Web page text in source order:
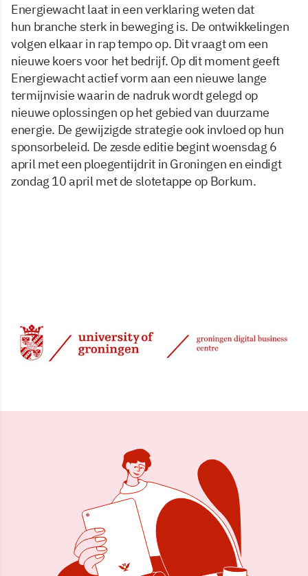
Energiewacht laat in een verklaring weten dat
hun branche sterk in beweging is. De ontwikkelingen
volgen elkaar in rap tempo op. Dit vraagt om een
nieuwe koers voor het bedrijf. Op dit moment geeft
Energiewacht actief vorm aan een nieuwe lange
termijnvisie waarin de nadruk wordt gelegd op
nieuwe oplossingen op het gebied van duurzame
energie. De gewijzigde strategie ook invloed op hun
sponsorbeleid. De zesde editie begint woensdag 6
april met een ploegentijdrit in Groningen en eindigt
zondag 10 april met de slotetappe op Borkum.
19 feb 2016, 08:58